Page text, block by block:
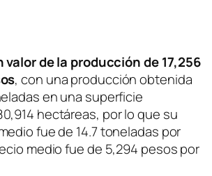
valor de la producción de 17,256
, con una producción obtenida
en una superficie
hectáreas, por lo que su
fue de 14.7 toneladas por
medio fue de 5,294 pesos por